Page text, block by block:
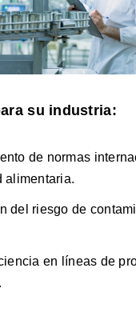
su industria:
de normas
alimentaria.
del riesgo de
en líneas de